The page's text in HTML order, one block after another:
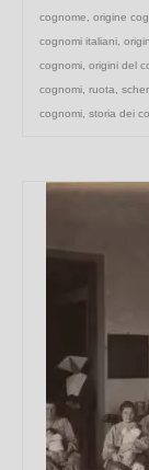
cognome origine
cognomi italiani
cognomi origini del
cognomi ruota
cognomi storia dei